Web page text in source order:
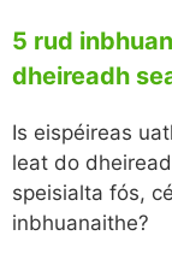
5 rud
dheireadh
Is eispéireas
leat do
speisialta fós,
inbhuanaithe?